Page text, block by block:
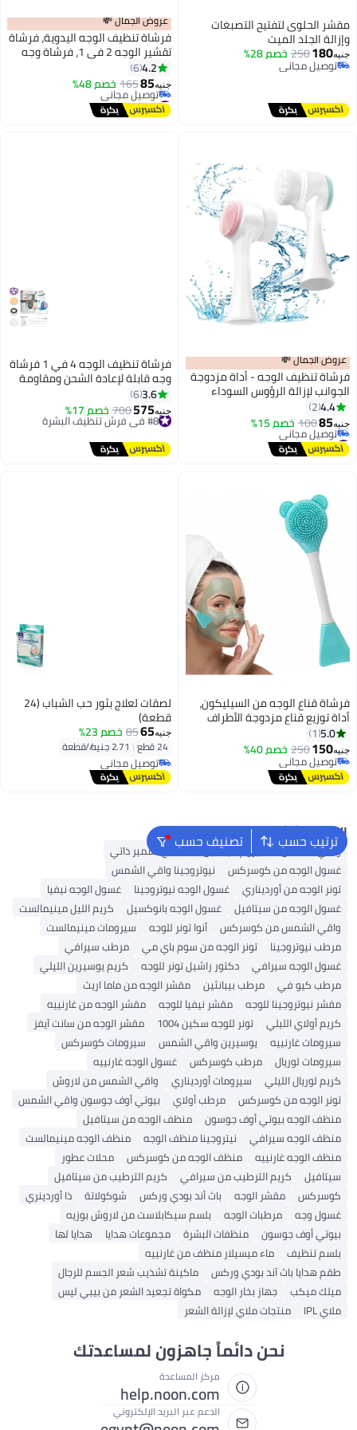
مقشر الحلوى لتفتيح التصبغات
وإزالة الجلد الميت
جنيه180
250 خصم 28%
توصيل مجاني
توصيل مجاني
عروض الجمال 💸
فرشاة تنظيف الوجه اليدوية، فرشاة
تقشير الوجه 2 في 1، فرشاة وجه
مزدوجة الجوانب، وسادة غسيل
سيليكون بشعيرات ناعمة، فرشاة
تنظيف مزدوجة لإزالة الرؤوس
السوداء والتدليك
4.2
6
جنيه85
165 خصم 48%
#7 في فرش تنظيف البشرة
أقل سعر في 30 يوم
توصيل مجاني
عروض الجمال 💸
فرشاة تنظيف الوجه - أداة مزدوجة
الجوانب لإزالة الرؤوس السوداء
وتقشير البشرة للحصول على بشرة
ناعمة ونظيفة - متعددة الألوان
4.4
2
جنيه85
100 خصم 15%
#10 في فرش تنظيف البشرة
أقل سعر في 30 يوم
توصيل مجاني
فرشاة تنظيف الوجه 4 في 1 فرشاة
وجه قابلة لإعادة الشحن ومقاومة
للماء
3.6
6
جنيه575
700 خصم 17% #8 في فرش تنظيف البشرة
توصيل مجاني
فرشاة قناع الوجه من السيليكون،
أداة توزيع قناع مزدوجة الأطراف
وملعقة للتدليك، فرشاة تقشير
وتنظيف الوجه ناعمة للمسكات
الطينية والكريمية، متعددة الألوان،
5.0
1
جنيه150
250 خصم 40%
توصيل مجاني
توصيل مجاني
لصقات لعلاج بثور حب الشباب (24
قطعة)
جنيه65
85 خصم 23%
24 قطع |
توصيل مجاني
توصيل مجاني
ترتيب حسب تصنيف حسب البحث الشائع
واقي الشمس سيروم فيتامين C
منتج تسمير ذاتي
غسول الوجه من كوسركس
نيوتروجينا واقي الشمس
تونر الوجه من أورديناري
غسول الوجه نيوتروجينا
غسول الوجه نيفيا
غسول الوجه من سيتافيل
غسول الوجه بانوكسيل
كريم الليل مينيمالست
واقي الشمس من كوسركس
أنوا تونر للوجه
سيرومات مينيمالست
مرطب نيوتروجينا
تونر الوجه من سوم باي مي
مرطب سيرافي
غسول الوجه سيرافي
دكتور راشيل تونر للوجه
كريم يوسيرين الليلي
مرطب كيو في
مرطب بيبانثين
مقشر الوجه من ماما اريث
مقشر نيوتروجينا للوجه
مقشر نيفيا للوجه
مقشر الوجه من غارنييه
كريم أولاي الليلي
تونر للوجه سكين 1004
مقشر الوجه من سانت آيفز
سيرومات غارنييه
يوسيرين واقي الشمس
سيرومات كوسركس
سيرومات لوريال
مرطب كوسركس
غسول الوجه غارنييه
كريم لوريال الليلي
سيرومات أورديناري
واقي الشمس من لاروش
تونر الوجه من كوسركس
مرطب أولاي
بيوتي أوف جوسون واقي الشمس
منظف ​​الوجه بيوتي أوف جوسون
منظف ​​الوجه من سيتافيل
منظف ​​الوجه سيرافي
نيتروجينا منظف الوجه
منظف ​​الوجه مينيمالست
منظف ​​الوجه غارنييه
منظف ​​الوجه من كوسركس
محلات عطور
سيتافيل
كريم الترطيب من سيرافي
كريم الترطيب من سيتافيل
كوسركس
مقشر الوجه باث أند بودي وركس شوكولاتة
ذا أوردينري
غسول وجه
مرطبات الوجه
بلسم سيكابلاست من لاروش بوزيه
بيوتي أوف جوسون
منظفات البشرة مجموعات هدايا
هدايا لها
بلسم تنظيف
ماء ميسيلار منظف من غارنييه
طقم هدايا باث آند بودي وركس
ماكينة تشذيب شعر الجسم للرجال
ميلك ميكب
جهاز بخار الوجه
مكواة تجعيد الشعر من بيبي ليس
ملاي IPL
منتجات ملاي لإزالة الشعر
نحن دائماً جاهزون لمساعدتك
مركز المساعدة
help.noon.com
الدعم عبر البريد الإلكتروني